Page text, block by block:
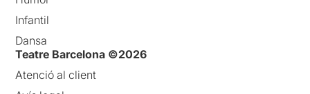
Infantil
Dansa
Teatre Barcelona ©2026
Atenció al client